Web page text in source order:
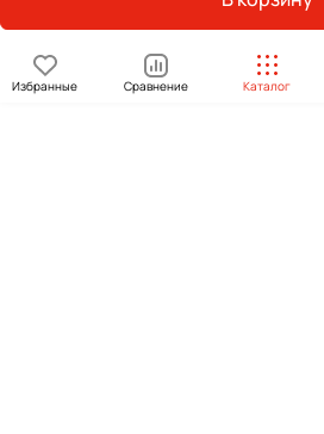
Избранные Сравнение Каталог